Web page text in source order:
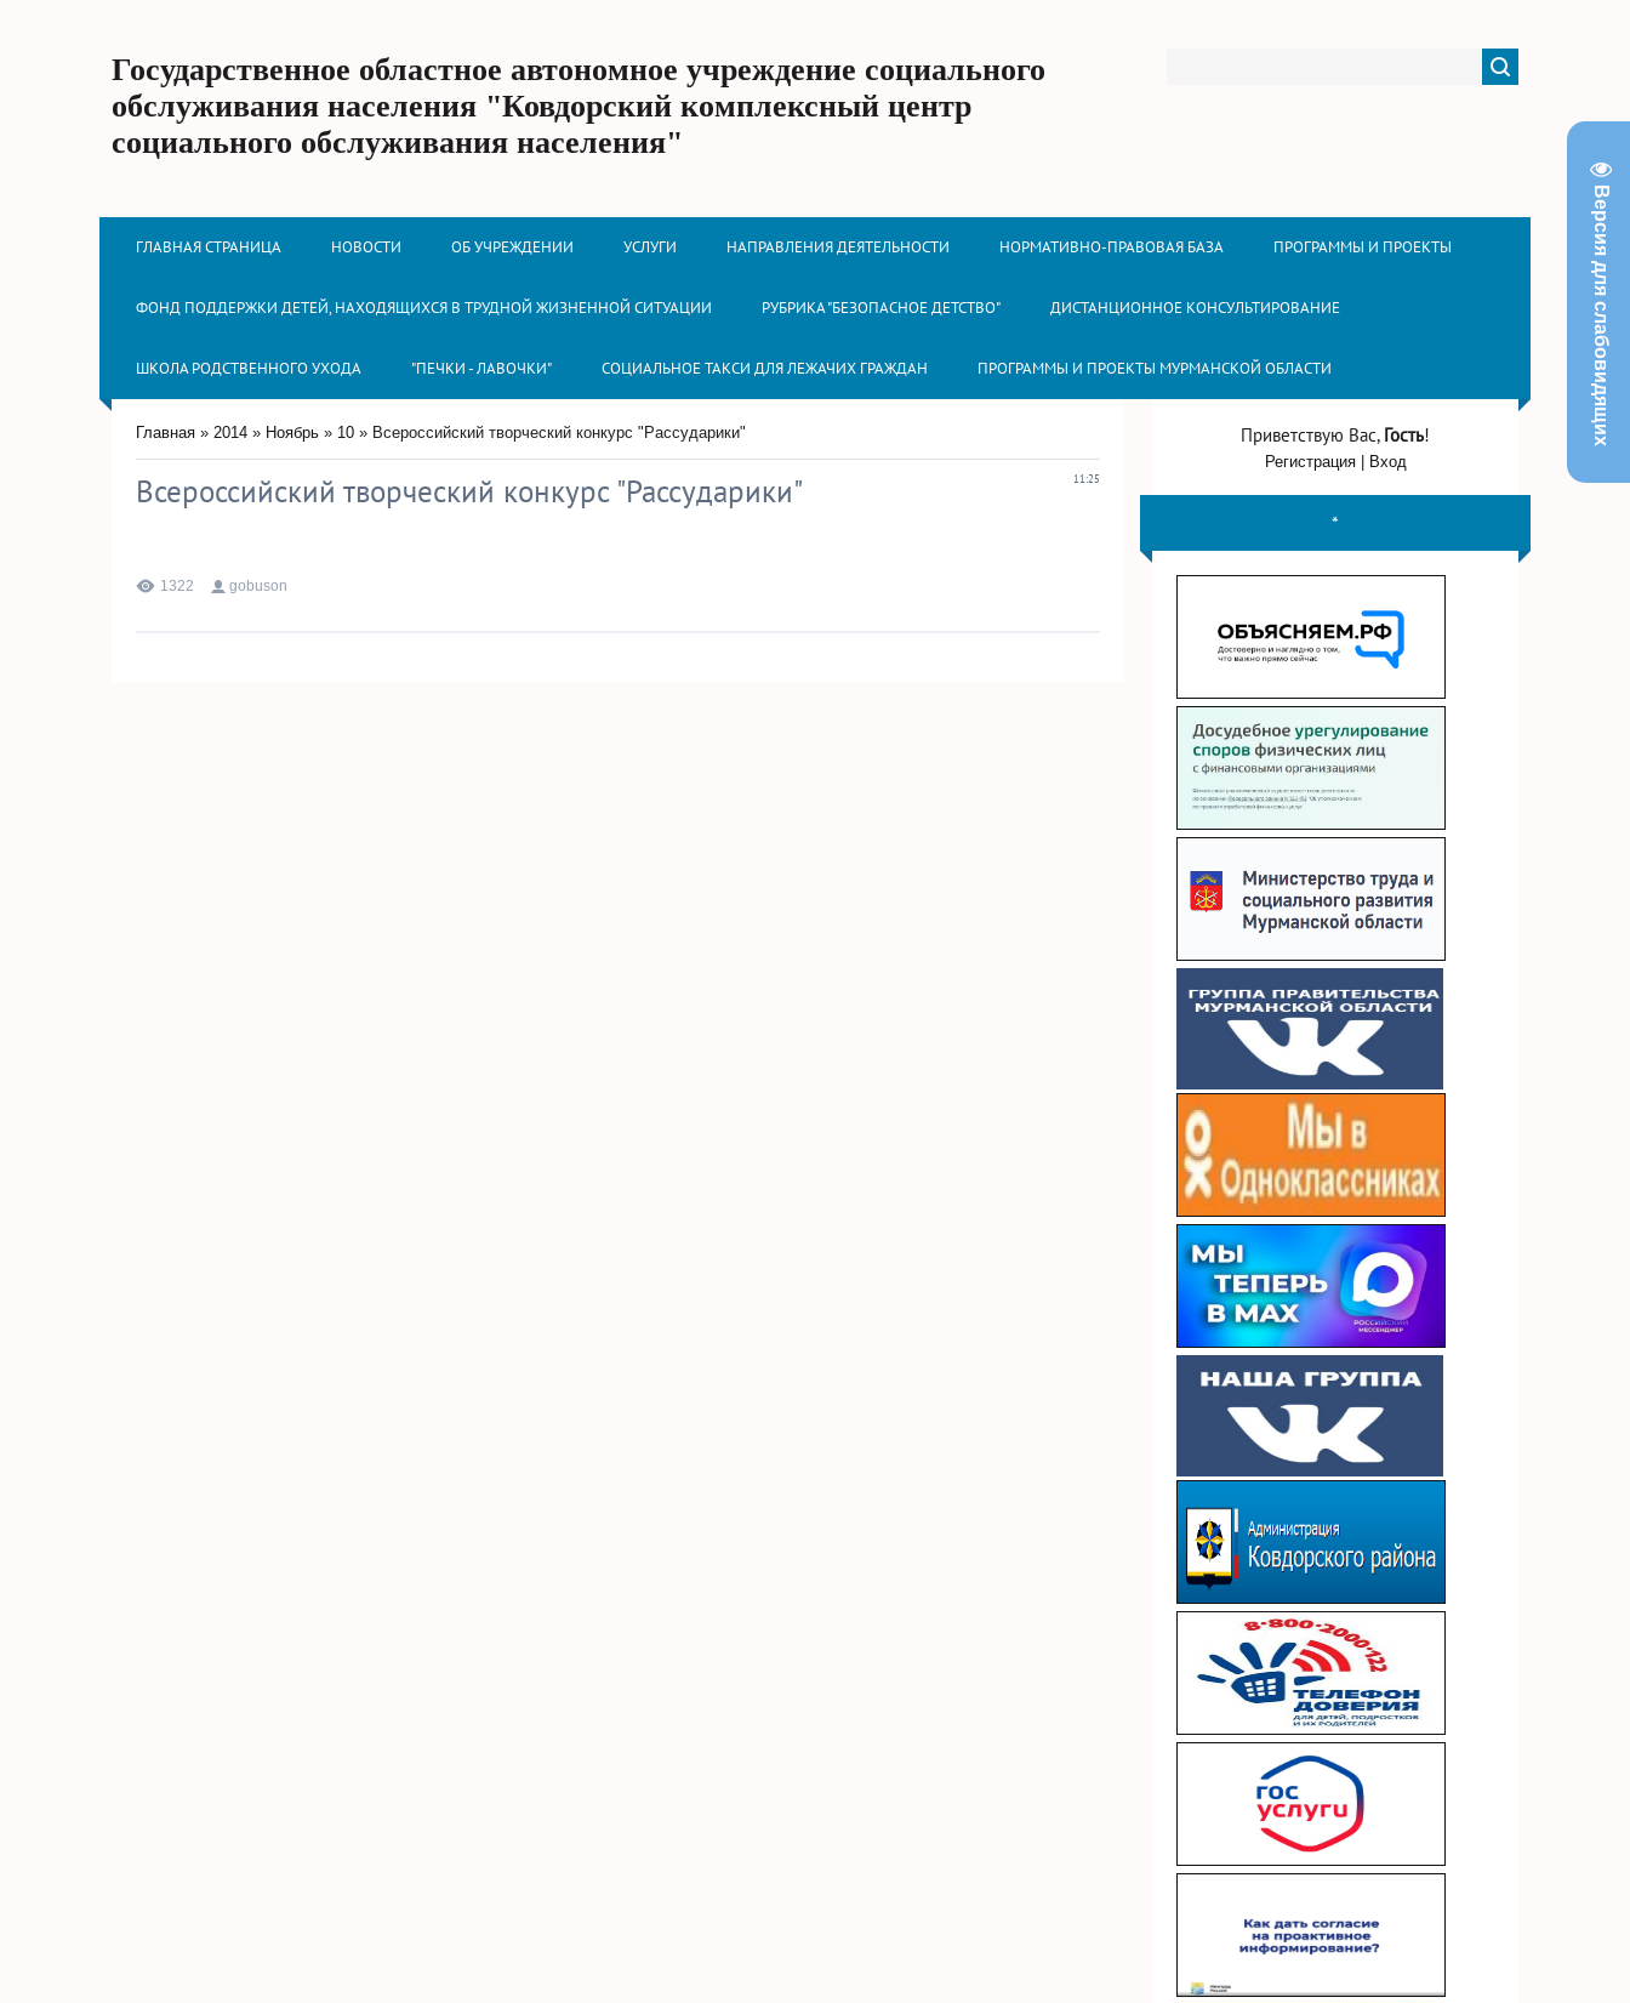
Версия для слабовидящих
Государственное областное автономное учреждение социального
обслуживания населения "Ковдорский комплексный центр
социального обслуживания населения"
ГЛАВНАЯ СТРАНИЦА НОВОСТИ ОБ УЧРЕЖДЕНИИ УСЛУГИ НАПРАВЛЕНИЯ ДЕЯТЕЛЬНОСТИ НОРМАТИВНО-ПРАВОВАЯ БАЗА ПРОГРАММЫ И ПРОЕКТЫ
ФОНД ПОДДЕРЖКИ ДЕТЕЙ, НАХОДЯЩИХСЯ В ТРУДНОЙ ЖИЗНЕННОЙ СИТУАЦИИ РУБРИКА "БЕЗОПАСНОЕ ДЕТСТВО" ДИСТАНЦИОННОЕ КОНСУЛЬТИРОВАНИЕ
ШКОЛА РОДСТВЕННОГО УХОДА "ПЕЧКИ - ЛАВОЧКИ" СОЦИАЛЬНОЕ ТАКСИ ДЛЯ ЛЕЖАЧИХ ГРАЖДАН ПРОГРАММЫ И ПРОЕКТЫ МУРМАНСКОЙ ОБЛАСТИ
Главная » 2014 » Ноябрь » 10 » Всероссийский творческий конкурс "Рассударики"
11:25
Всероссийский творческий конкурс "Рассударики"
1322 gobuson
Приветствую Вас, Гость!
Регистрация| Вход
*